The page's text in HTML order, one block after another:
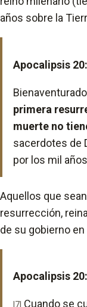
años sobre la
Apocalipsis
primera
muerte no
sacerdotes de
por los mil
Aquellos que
resurrección,
de su gobierno
Apocalipsis
|7| Cuando se